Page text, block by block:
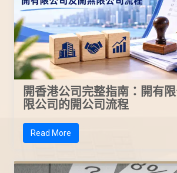
開香港公司完整指南：開有
限公司的開公司流程
Read More